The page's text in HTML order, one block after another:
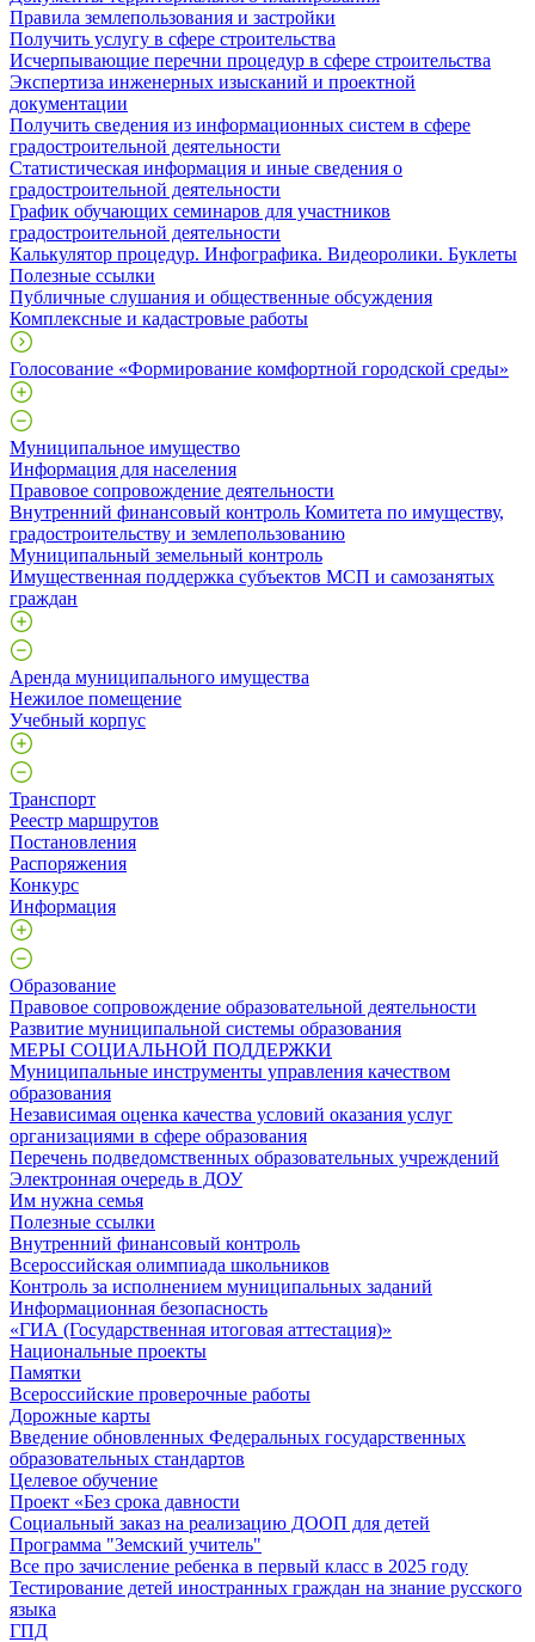
Правила землепользования и застройки
Получить услугу в сфере строительства
Исчерпывающие перечни процедур в сфере строительства
Экспертиза инженерных изысканий и проектной
документации
Получить сведения из информационных систем в сфере
градостроительной деятельности
Статистическая информация и иные сведения о
градостроительной деятельности
График обучающих семинаров для участников
градостроительной деятельности
Калькулятор процедур. Инфографика. Видеоролики. Буклеты
Полезные ссылки
Публичные слушания и общественные обсуждения
Комплексные и кадастровые работы
Голосование «Формирование комфортной городской среды»
Муниципальное имущество
Информация для населения
Правовое сопровождение деятельности
Внутренний финансовый контроль Комитета по имуществу,
градостроительству и землепользованию
Муниципальный земельный контроль
Имущественная поддержка субъектов МСП и самозанятых
граждан
Аренда муниципального имущества
Нежилое помещение
Учебный корпус
Транспорт
Реестр маршрутов
Постановления
Распоряжения
Конкурс
Информация
Образование
Правовое сопровождение образовательной деятельности
Развитие муниципальной системы образования
МЕРЫ СОЦИАЛЬНОЙ ПОДДЕРЖКИ
Муниципальные инструменты управления качеством
образования
Независимая оценка качества условий оказания услуг
организациями в сфере образования
Перечень подведомственных образовательных учреждений
Электронная очередь в ДОУ
Им нужна семья
Полезные ссылки
Внутренний финансовый контроль
Всероссийская олимпиада школьников
Контроль за исполнением муниципальных заданий
Информационная безопасность
«ГИА (Государственная итоговая аттестация)»
Национальные проекты
Памятки
Всероссийские проверочные работы
Дорожные карты
Введение обновленных Федеральных государственных
образовательных стандартов
Целевое обучение
Проект «Без срока давности
Социальный заказ на реализацию ДООП для детей
Программа "Земский учитель"
Все про зачисление ребенка в первый класс в 2025 году
Тестирование детей иностранных граждан на знание русского
языка
ГПД